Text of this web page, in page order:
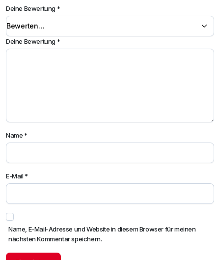
Deine Bewertung*
Deine Bewertung*
Name*
E-Mail*
Name, E-Mail-Adresse und Website in diesem Browser für meinen
nächsten Kommentar speichern.